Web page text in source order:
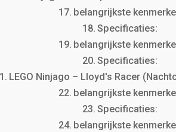
belangrijkste
Specificaties:
belangrijkste
Specificaties:
LEGO Ninjago – Lloyd's Racer
belangrijkste
Specificaties:
belangrijkste